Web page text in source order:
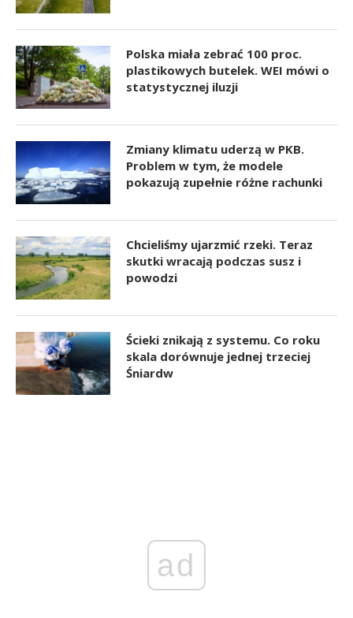
Polska miała zebrać 100 proc.
plastikowych butelek. WEI mówi o
statystycznej iluzji
Zmiany klimatu uderzą w PKB.
Problem w tym, że modele
pokazują zupełnie różne rachunki
Chcieliśmy ujarzmić rzeki. Teraz
skutki wracają podczas susz i
powodzi
Ścieki znikają z systemu. Co roku
skala dorównuje jednej trzeciej
Śniardw
ad